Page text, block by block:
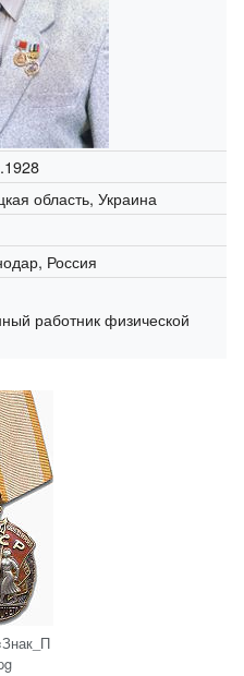
область, Украина
Россия
работник физической